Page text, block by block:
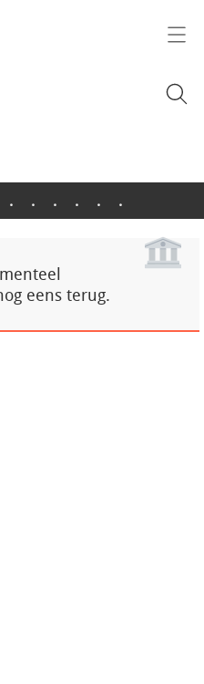
. . . . . .
eens terug.